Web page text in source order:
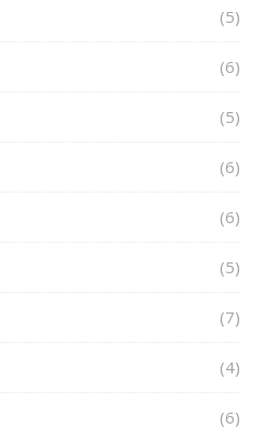
(5)
(6)
(5)
(6)
(6)
(5)
(7)
(4)
(6)